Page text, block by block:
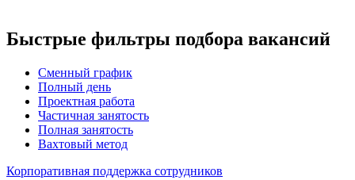
Быстрые фильтры подбора вакансий
Сменный график
Полный день
Проектная работа
Частичная занятость
Полная занятость
Вахтовый метод
Корпоративная поддержка сотрудников